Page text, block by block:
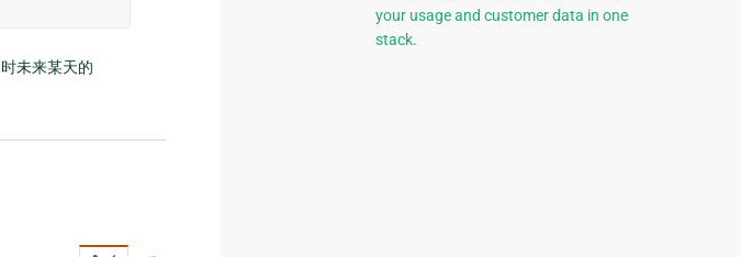
时未来某天的
your usage and customer data in one
stack.